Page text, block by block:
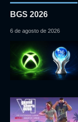
BGS 2026
6 de agosto de 2026